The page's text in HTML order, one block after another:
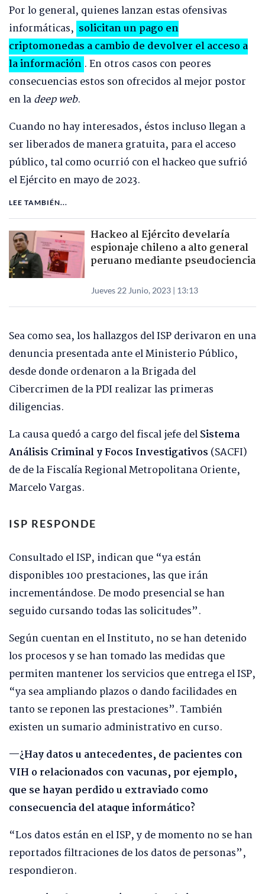
Por lo general, quienes lanzan estas ofensivas
informáticas, solicitan un pago en
criptomonedas a cambio de devolver el acceso a
la información . En otros casos con peores
consecuencias estos son ofrecidos al mejor postor
en ladeep web.
Cuando no hay interesados, éstos incluso llegan a
ser liberados de manera gratuita, para el acceso
público, tal como ocurrió con el hackeo que sufrió
el Ejército en mayo de 2023.
LEE TAMBIÉN...
Hackeo al Ejército develaría
espionaje chileno a alto general
peruano mediante pseudociencia
Jueves 22 Junio, 2023 | 13:13
Sea como sea, los hallazgos del ISP derivaron en una
denuncia presentada ante el Ministerio Público,
desde donde ordenaron a la Brigada del
Cibercrimen de la PDI realizar las primeras
diligencias.
La causa quedó a cargo del fiscal jefe delSistema
Análisis Criminal y Focos Investigativos (SACFI)
de de la Fiscalía Regional Metropolitana Oriente,
Marcelo Vargas.
ISP RESPONDE
Consultado el ISP, indican que “ya están
disponibles 100 prestaciones, las que irán
incrementándose. De modo presencial se han
seguido cursando todas las solicitudes”.
Según cuentan en el Instituto, no se han detenido
los procesos y se han tomado las medidas que
permiten mantener los servicios que entrega el ISP,
“ya sea ampliando plazos o dando facilidades en
tanto se reponen las prestaciones”. También
existen un sumario administrativo en curso.
—¿Hay datos u antecedentes, de pacientes con
VIH o relacionados con vacunas, por ejemplo,
que se hayan perdido u extraviado como
consecuencia del ataque informático?
“Los datos están en el ISP, y de momento no se han
reportados filtraciones de los datos de personas”,
respondieron.